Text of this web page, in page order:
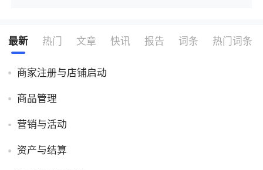
最新 热门 文章 快讯 报告 词条 热门词条
商家注册与店铺启动
商品管理
营销与活动
资产与结算